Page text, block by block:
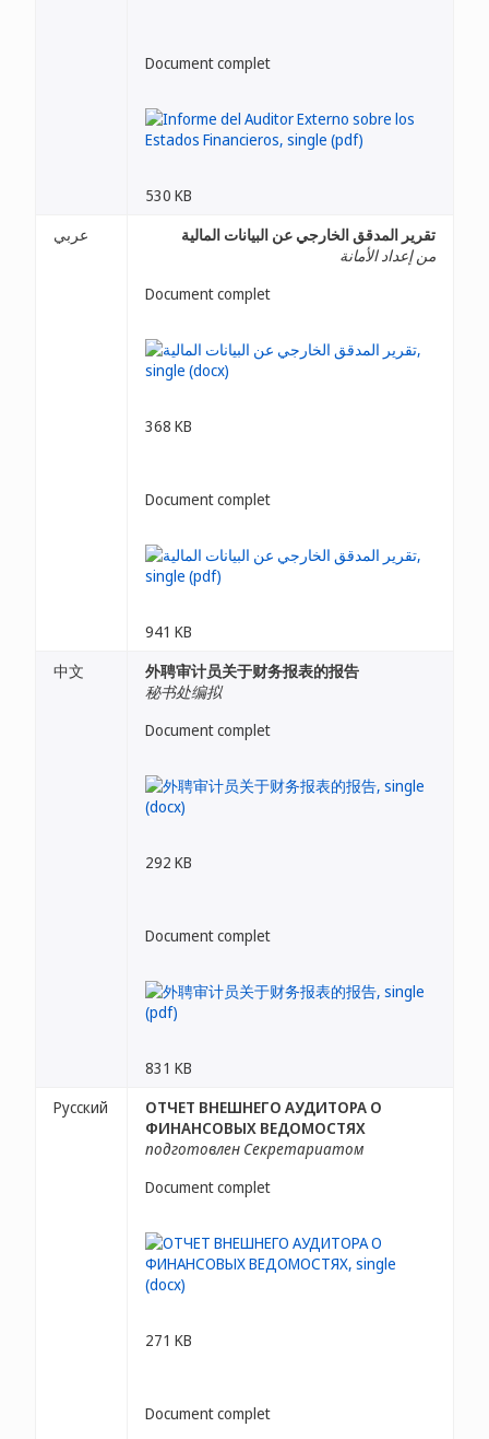
Document complet
530 KB
عربي
تقرير المدقق الخارجي عن البيانات المالية
من إعداد الأمانة
Document complet
368 KB
Document complet
941 KB
中文
外聘审计员关于财务报表的报告
秘书处编拟
Document complet
292 KB
Document complet
831 KB
Русский
ОТЧЕТ ВНЕШНЕГО АУДИТОРА О
ФИНАНСОВЫХ ВЕДОМОСТЯХ
подготовлен Секретариатом
Document complet
271 KB
Document complet